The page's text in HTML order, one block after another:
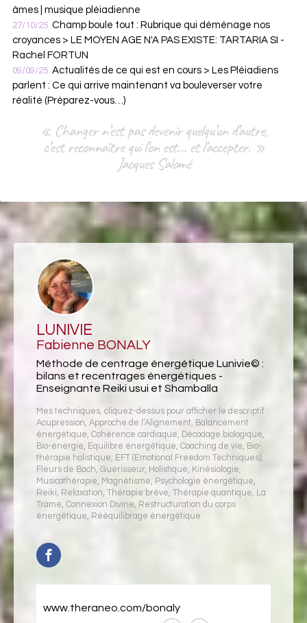
âmes | musique pléiadienne
27/10/25 Champ boule tout : Rubrique qui déménage nos
croyances > LE MOYEN AGE N'A PAS EXISTE: TARTARIA SI -
Rachel FORTUN
09/09/25 Actualités de ce qui est en cours > Les Pléiadiens
parlent : Ce qui arrive maintenant va bouleverser votre
réalité (Préparez-vous…)
« Changer n’est pas devenir quelqu’un d’autre,
c’est reconnaître qui l’on est… et l’accepter. »
Jacques Salomé
LUNIVIE
Fabienne BONALY
Méthode de centrage énergétique Lunivie© :
bilans et recentrages énergétiques -
Enseignante Reiki usui et Shamballa
Mes techniques, cliquez-dessus pour afficher le descriptif :
Acupression, Approche de l’Alignement, Balancement
énergétique, Cohérence cardiaque, Décodage biologique,
Bio-énergie, Equilibre énergétique, Coaching de vie, Bio-
thérapie holistique, EFT (Emotional Freedom Techniques),
Fleurs de Bach, Guérisseur, Holistique, Kinésiologie,
Musicothérapie, Magnétisme, Psychologie énergétique,
Reiki, Relaxation, Thérapie brève, Thérapie quantique, La
Trame, Connexion Divine, Restructuration du corps
énergétique, Rééquilibrage énergétique
www.theraneo.com/bonaly